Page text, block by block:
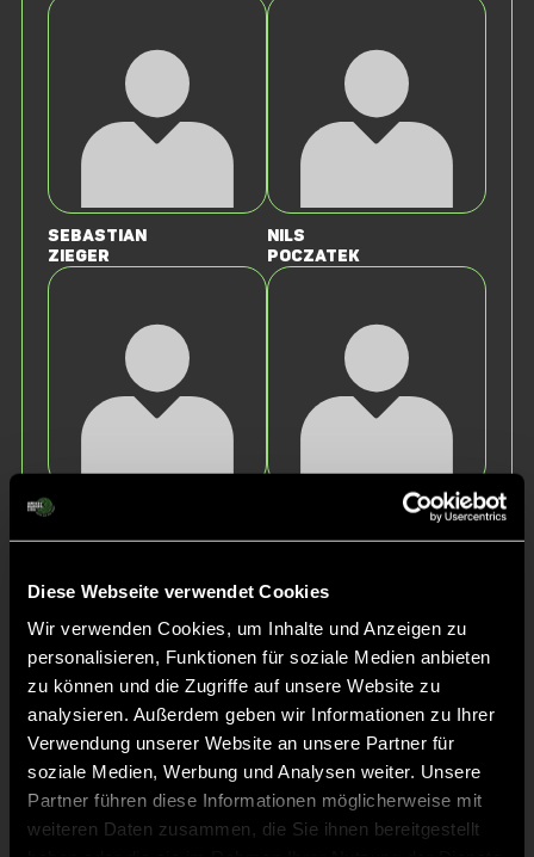
Diese Webseite verwendet Cookies
Wir verwenden Cookies, um Inhalte und Anzeigen zu
personalisieren, Funktionen für soziale Medien anbieten
zu können und die Zugriffe auf unsere Website zu
analysieren. Außerdem geben wir Informationen zu Ihrer
Verwendung unserer Website an unsere Partner für
soziale Medien, Werbung und Analysen weiter. Unsere
Partner führen diese Informationen möglicherweise mit
weiteren Daten zusammen, die Sie ihnen bereitgestellt
Sebastian
Zieger
Nils
Poczatek
Willy
Florian
Herbst
Mathis
Frank